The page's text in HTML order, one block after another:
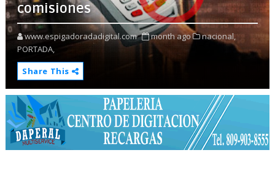
comisiones
www.espigadoradadigital.com month ago
nacional,
PORTADA,
Share This